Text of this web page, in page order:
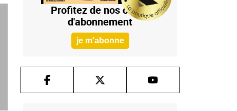
Profitez de nos offres
d'abonnement
je m'abonne